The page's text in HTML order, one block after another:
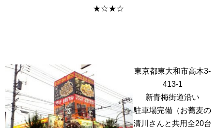
★☆★☆
東京都東大和市高木3-
413-1
新青梅街道沿い
駐車場完備（お蕎麦の
清川さんと共用全20台